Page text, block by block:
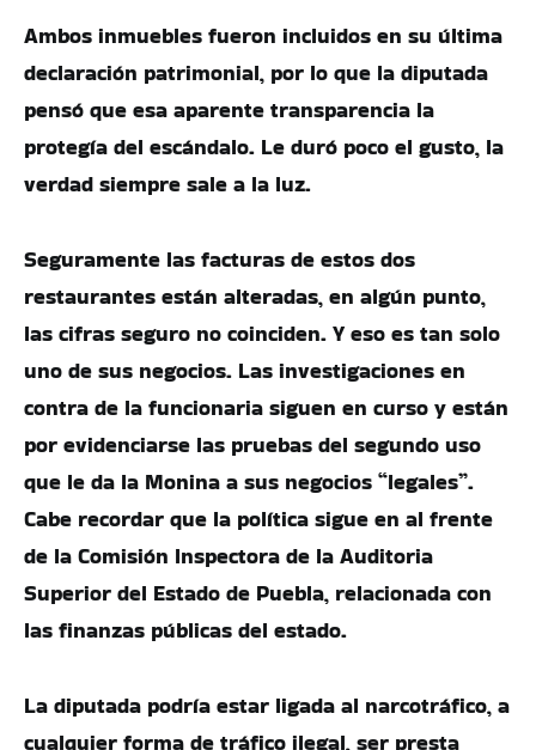
Ambos inmuebles fueron incluidos en su última
declaración patrimonial, por lo que la diputada
pensó que esa aparente transparencia la
protegía del escándalo. Le duró poco el gusto, la
verdad siempre sale a la luz.
Seguramente las facturas de estos dos
restaurantes están alteradas, en algún punto,
las cifras seguro no coinciden. Y eso es tan solo
uno de sus negocios. Las investigaciones en
contra de la funcionaria siguen en curso y están
por evidenciarse las pruebas del segundo uso
que le da la Monina a sus negocios “legales”.
Cabe recordar que la política sigue en al frente
de la Comisión Inspectora de la Auditoria
Superior del Estado de Puebla, relacionada con
las finanzas públicas del estado.
La diputada podría estar ligada al narcotráfico, a
cualquier forma de tráfico ilegal, ser presta